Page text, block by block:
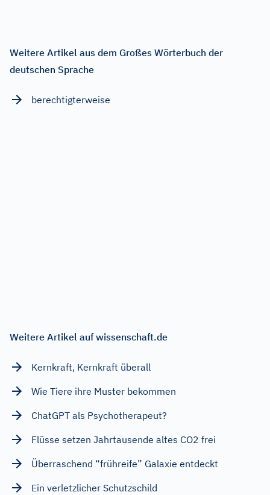
Weitere Artikel aus dem Großes Wörterbuch der
deutschen Sprache
berechtigterweise
Weitere Artikel auf wissenschaft.de
Kernkraft, Kernkraft überall
Wie Tiere ihre Muster bekommen
ChatGPT als Psychotherapeut?
Flüsse setzen Jahrtausende altes CO2 frei
Überraschend “frühreife” Galaxie entdeckt
Ein verletzlicher Schutzschild